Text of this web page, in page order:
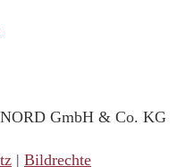
GmbH & Co. KG
| Bildrechte